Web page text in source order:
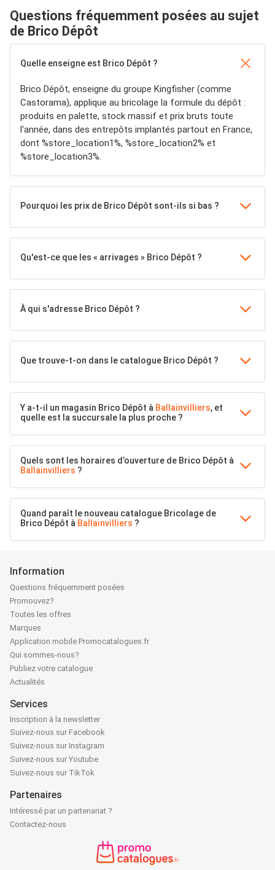
Questions fréquemment posées au sujet
de Brico Dépôt
Quelle enseigne est Brico Dépôt ?
Brico Dépôt, enseigne du groupe Kingfisher (comme
Castorama), applique au bricolage la formule du dépôt :
produits en palette, stock massif et prix bruts toute
l'année, dans des entrepôts implantés partout en France,
dont %store_location1%, %store_location2% et
%store_location3%.
Pourquoi les prix de Brico Dépôt sont-ils si bas ?
Qu'est-ce que les « arrivages » Brico Dépôt ?
À qui s'adresse Brico Dépôt ?
Que trouve-t-on dans le catalogue Brico Dépôt ?
Y a-t-il un magasin Brico Dépôt à Ballainvilliers, et
quelle est la succursale la plus proche ?
Quels sont les horaires d’ouverture de Brico Dépôt à
Ballainvilliers ?
Quand paraît le nouveau catalogue Bricolage de
Brico Dépôt à Ballainvilliers ?
Information
Questions fréquemment posées
Promouvez?
Toutes les offres
Marques
Application mobile Promocatalogues.fr
Qui sommes-nous?
Publiez votre catalogue
Actualités
Services
Inscription à la newsletter
Suivez-nous sur Facebook
Suivez-nous sur Instagram
Suivez-nous sur Youtube
Suivez-nous sur TikTok
Partenaires
Intéressé par un partenariat ?
Contactez-nous